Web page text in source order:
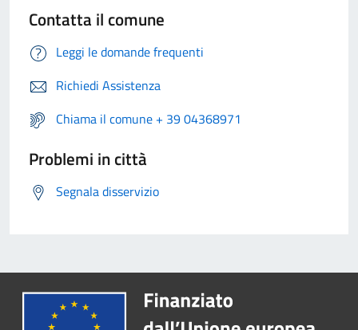
Contatta il comune
Leggi le domande frequenti
Richiedi Assistenza
Chiama il comune + 39 04368971
Problemi in città
Segnala disservizio